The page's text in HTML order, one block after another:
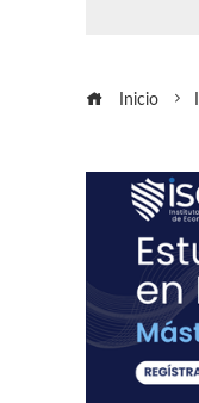
Inicio